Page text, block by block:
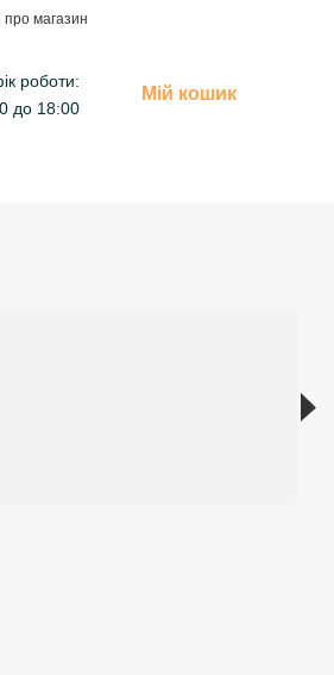
про магазин
роботи:
до 18:00
Мій кошик